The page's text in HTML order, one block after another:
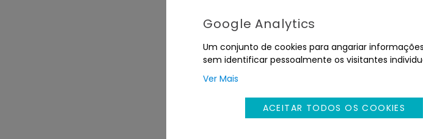
Google Analytics
Um conjunto de cookies para angariar
sem identificar pessoalmente os visitantes
Ver Mais
ACEITAR TODOS OS COOKIES